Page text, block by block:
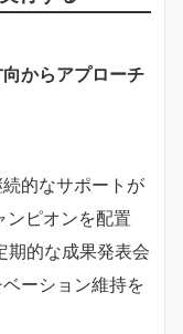
からアプローチ
的なサポートが
ンピオンを配置
期的な成果発表会
ーション維持を